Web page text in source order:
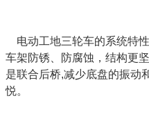
电动工地三轮车的系统特
车架防锈、防腐蚀，结构更
是联合后桥,减少底盘的振动
悦。